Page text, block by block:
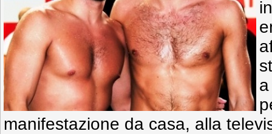
manifestazione da casa, alla